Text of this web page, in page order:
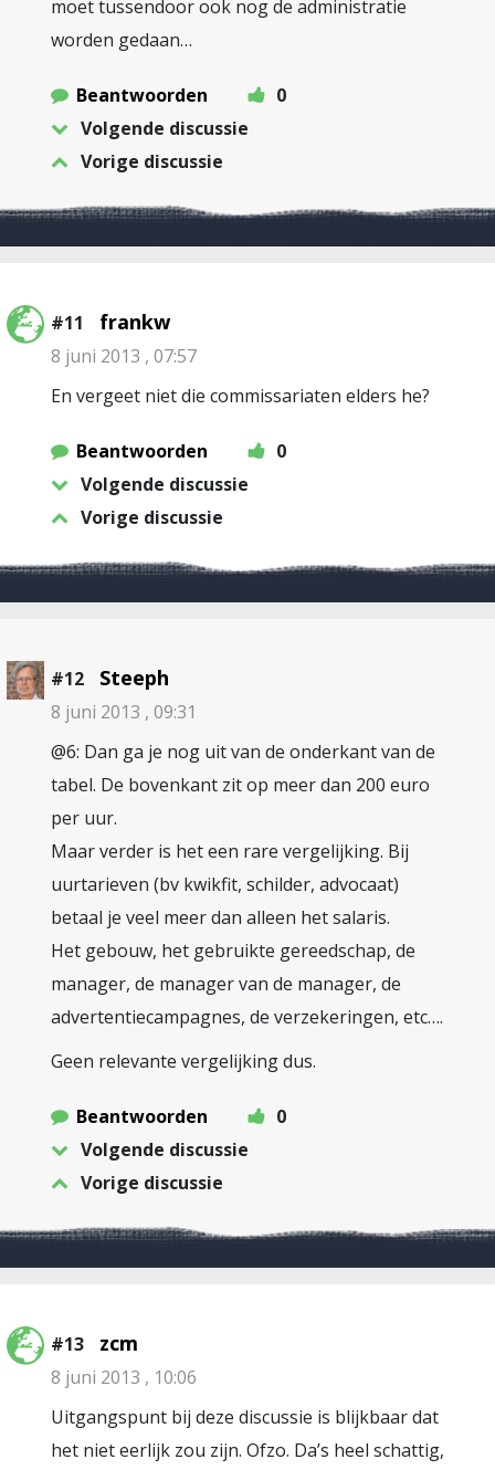
moet tussendoor ook nog de administratie
worden gedaan…
Beantwoorden
0
Volgende discussie
Vorige discussie
#11 frankw
8 juni 2013 , 07:57
En vergeet niet die commissariaten elders he?
Beantwoorden
0
Volgende discussie
Vorige discussie
#12 Steeph
8 juni 2013 , 09:31
@6: Dan ga je nog uit van de onderkant van de
tabel. De bovenkant zit op meer dan 200 euro
per uur.
Maar verder is het een rare vergelijking. Bij
uurtarieven (bv kwikfit, schilder, advocaat)
betaal je veel meer dan alleen het salaris.
Het gebouw, het gebruikte gereedschap, de
manager, de manager van de manager, de
advertentiecampagnes, de verzekeringen, etc….
Geen relevante vergelijking dus.
Beantwoorden
0
Volgende discussie
Vorige discussie
#13 zcm
8 juni 2013 , 10:06
Uitgangspunt bij deze discussie is blijkbaar dat
het niet eerlijk zou zijn. Ofzo. Da’s heel schattig,